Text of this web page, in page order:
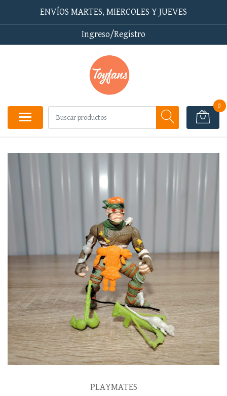
ENVÍOS MARTES, MIERCOLES Y JUEVES
Ingreso/Registro
0
PLAYMATES